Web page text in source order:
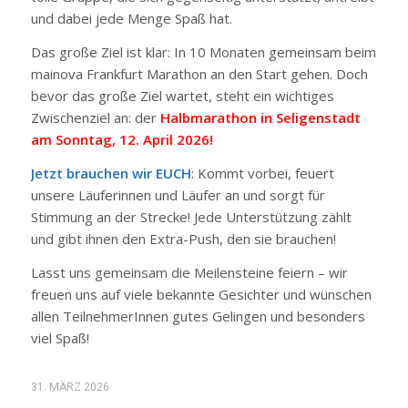
und dabei jede Menge Spaß hat.
Das große Ziel ist klar: In 10 Monaten gemeinsam beim
mainova Frankfurt Marathon an den Start gehen. Doch
bevor das große Ziel wartet, steht ein wichtiges
Zwischenziel an: der Halbmarathon in Seligenstadt
am Sonntag, 12. April 2026!
Jetzt brauchen wir EUCH: Kommt vorbei, feuert
unsere Läuferinnen und Läufer an und sorgt für
Stimmung an der Strecke! Jede Unterstützung zählt
und gibt ihnen den Extra-Push, den sie brauchen!
Lasst uns gemeinsam die Meilensteine feiern – wir
freuen uns auf viele bekannte Gesichter und wünschen
allen TeilnehmerInnen gutes Gelingen und besonders
viel Spaß!
31. MÄRZ 2026